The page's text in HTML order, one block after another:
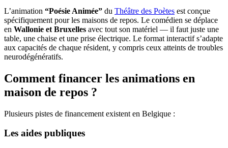
L’animation “Poésie Animée” du Théâtre des Poètes est conçue
spécifiquement pour les maisons de repos. Le comédien se déplace
en Wallonie et Bruxelles avec tout son matériel — il faut juste une
table, une chaise et une prise électrique. Le format interactif s’adapte
aux capacités de chaque résident, y compris ceux atteints de troubles
neurodégénératifs.
Comment financer les animations en
maison de repos ?
Plusieurs pistes de financement existent en Belgique :
Les aides publiques